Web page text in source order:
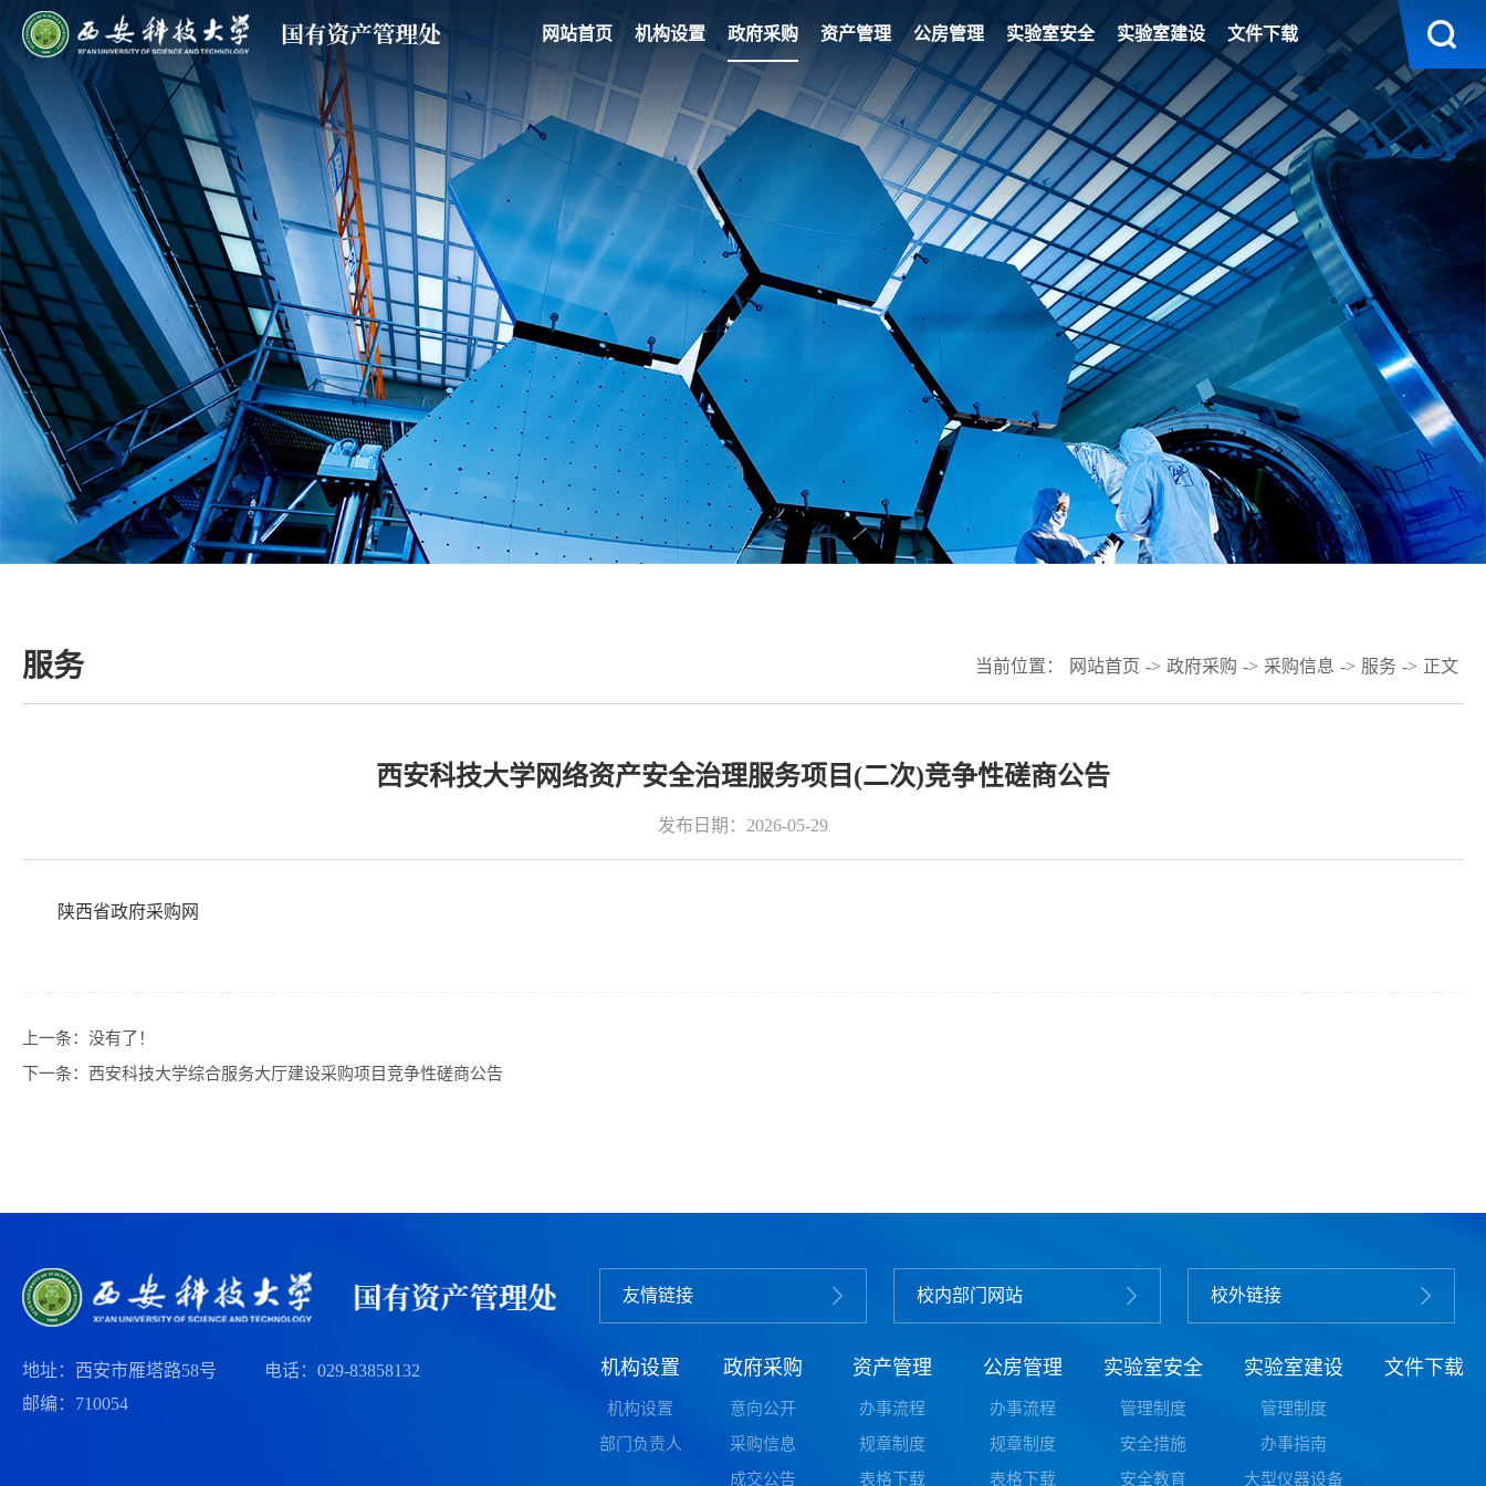
网站首页 机构设置 政府采购 资产管理 公房管理 实验室安全 实验室建设 文件下载
服务 当前位置： 网站首页 -> 政府采购 -> 采购信息 -> 服务 -> 正文
西安科技大学网络资产安全治理服务项目(二次)竞争性磋商公告
发布日期：2026-05-29
陕西省政府采购网
上一条：没有了！
下一条： 西安科技大学综合服务大厅建设采购项目竞争性磋商公告
地址：西安市雁塔路58号
电话：029-83858132
邮编：710054
友情链接 校内部门网站 校外链接
机构设置
机构设置
部门负责人
政府采购
意向公开
采购信息
成交公告
资产管理
办事流程
规章制度
表格下载
公房管理
办事流程
规章制度
表格下载
实验室安全
管理制度
安全措施
安全教育
实验室建设
管理制度
办事指南
大型仪器设备
文件下载